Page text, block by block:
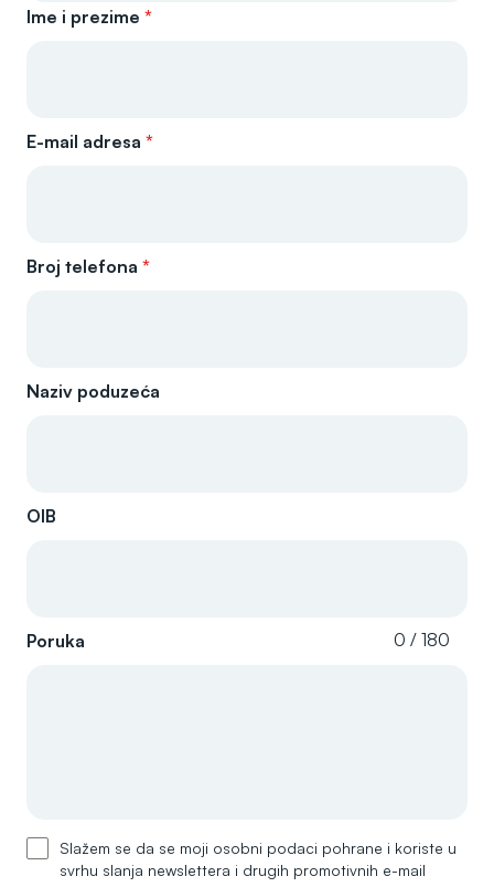
Ime i prezime *
E-mail adresa *
Broj telefona *
Naziv poduzeća
OIB
Poruka 0 / 180
Slažem se da se moji osobni podaci pohrane i koriste u
svrhu slanja newslettera i drugih promotivnih e-mail